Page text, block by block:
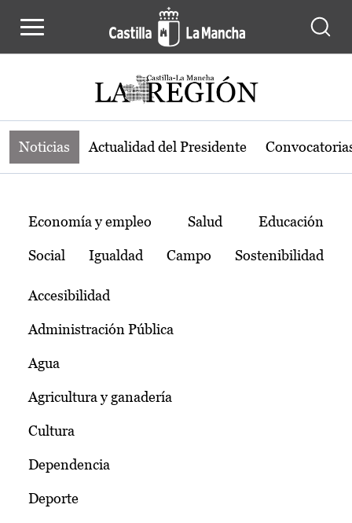
Noticias de la región de Castilla-La
Noticias Actualidad del Presidente
Temas
Economía y empleo Salud Educación
Social Igualdad Campo Sostenibilidad
Accesibilidad
Administración Pública
Agua
Agricultura y ganadería
Cultura
Dependencia
Deporte